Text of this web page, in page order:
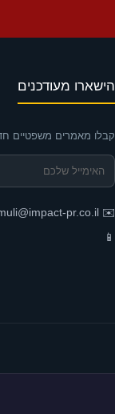
הישארו מעודכנים
קבלו מאמרים משפטיים
✉️
pr.co.il
📱